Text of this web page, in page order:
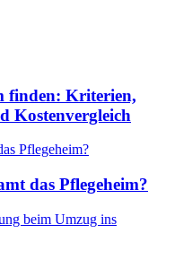
finden: Kriterien,
Kostenvergleich
das Pflegeheim?